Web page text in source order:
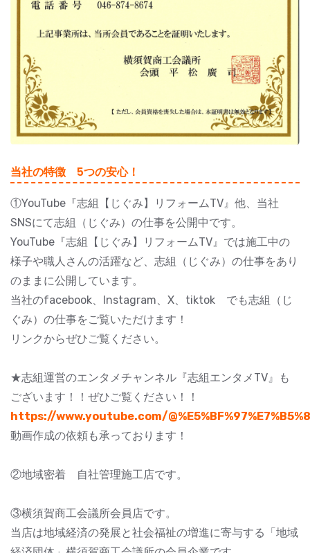
当社の特徴 5つの安心！
①YouTube『志組【じぐみ】リフォームTV』他、当社
SNSにて志組（じぐみ）の仕事を公開中です。
YouTube『志組【じぐみ】リフォームTV』では施工中の
様子や職人さんの活躍など、志組（じぐみ）の仕事をあり
のままに公開しています。
当社のfacebook、Instagram、X、tiktok でも志組（じ
ぐみ）の仕事をご覧いただけます！
リンクからぜひご覧ください。
★志組運営のエンタメチャンネル『志組エンタメTV』も
ございます！！ぜひご覧ください！！
https://www.youtube.com/
動画作成の依頼も承っております！
②地域密着 自社管理施工店です。
③横須賀商工会議所会員店です。
当店は地域経済の発展と社会福祉の増進に寄与する「地域